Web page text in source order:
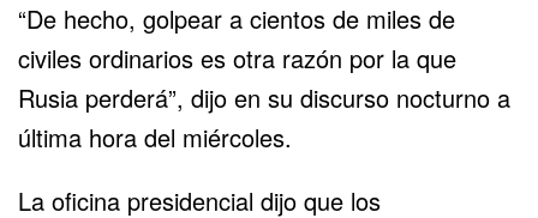
“De hecho, golpear a cientos de miles de
civiles ordinarios es otra razón por la que
Rusia perderá”, dijo en su discurso nocturno a
última hora del miércoles.
La oficina presidencial dijo que los